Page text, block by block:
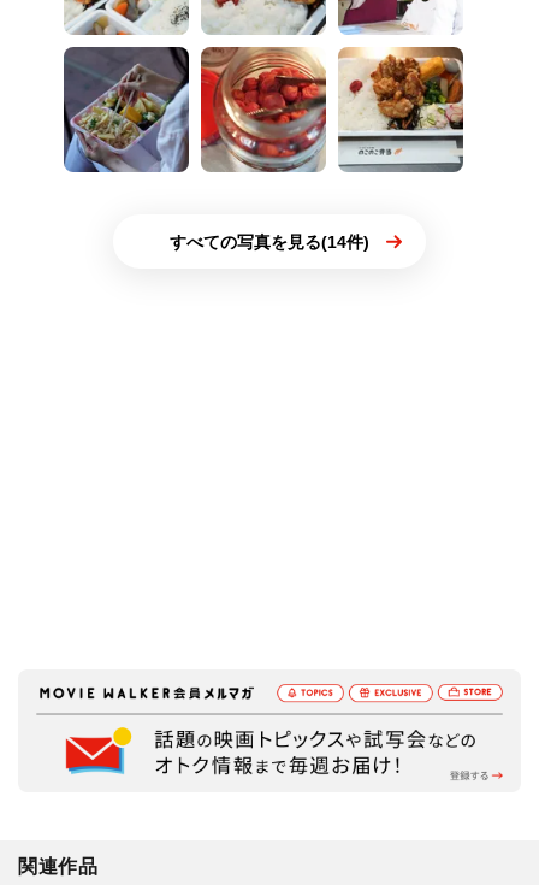
すべての写真を見る(14件)
関連作品